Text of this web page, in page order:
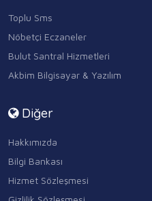
Toplu Sms
Nöbetçi Eczaneler
Bulut Santral Hizmetleri
Akbim Bilgisayar & Yazılım
Diğer
Hakkımızda
Bilgi Bankası
Hizmet Sözleşmesi